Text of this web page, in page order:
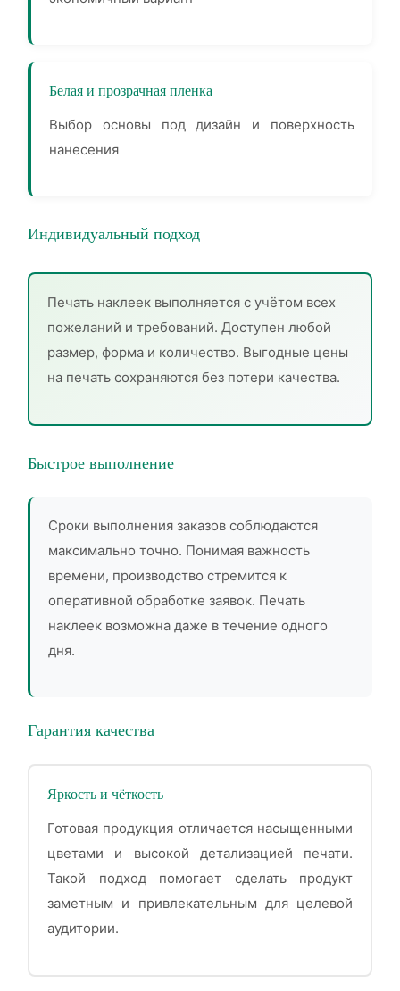
Белая и прозрачная пленка
Выбор основы под дизайн и поверхность
нанесения
Индивидуальный подход
Печать наклеек выполняется с учётом всех
пожеланий и требований. Доступен любой
размер, форма и количество. Выгодные цены
на печать сохраняются без потери качества.
Быстрое выполнение
Сроки выполнения заказов соблюдаются
максимально точно. Понимая важность
времени, производство стремится к
оперативной обработке заявок. Печать
наклеек возможна даже в течение одного
дня.
Гарантия качества
Яркость и чёткость
Готовая продукция отличается насыщенными
цветами и высокой детализацией печати.
Такой подход помогает сделать продукт
заметным и привлекательным для целевой
аудитории.